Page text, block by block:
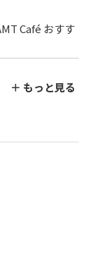
Café おすす
＋ もっと見る